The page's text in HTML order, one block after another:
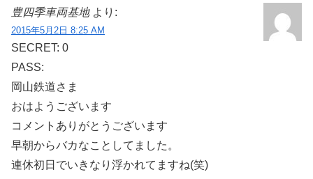
豊四季車両基地 より:
2015年5月2日 8:25 AM
SECRET: 0
PASS:
岡山鉄道さま
おはようございます
コメントありがとうございます
早朝からバカなことしてました。
連休初日でいきなり浮かれてますね(笑)